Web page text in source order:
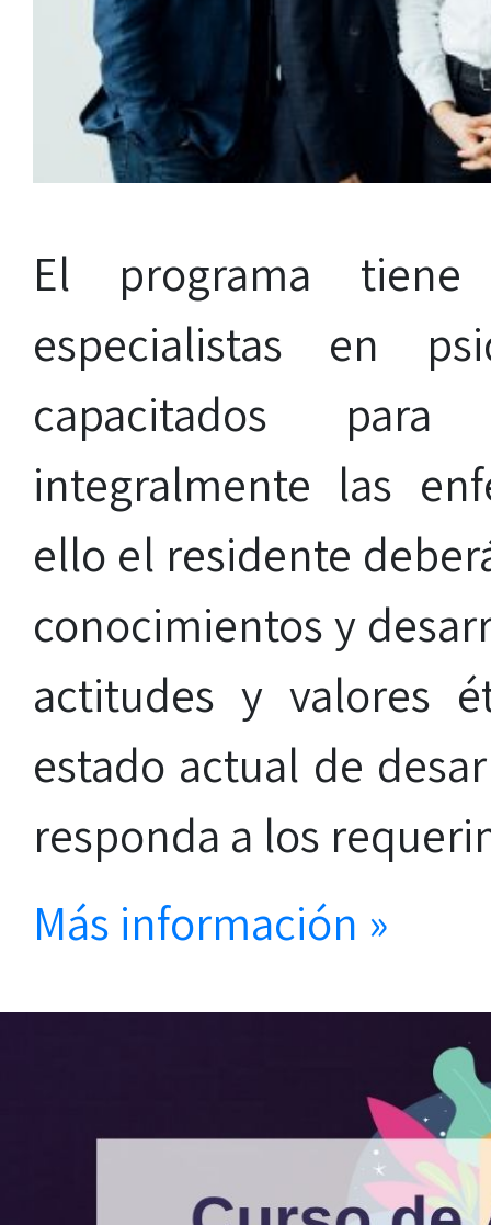
El programa
especialistas en
capacitados
integralmente las
ello el residente
conocimientos y
actitudes y valores
estado actual de
responda a los
Más información »